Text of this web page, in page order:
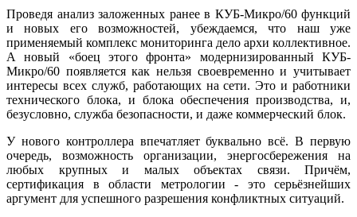
Проведя анализ заложенных ранее в КУБ-Микро/60 функций
и новых его возможностей, убеждаемся, что наш уже
применяемый комплекс мониторинга дело архи коллективное.
А новый «боец этого фронта» модернизированный КУБ-
Микро/60 появляется как нельзя своевременно и учитывает
интересы всех служб, работающих на сети. Это и работники
технического блока, и блока обеспечения производства, и,
безусловно, служба безопасности, и даже коммерческий блок.
У нового контроллера впечатляет буквально всё. В первую
очередь, возможность организации, энергосбережения на
любых крупных и малых объектах связи. Причём,
сертификация в области метрологии - это серьёзнейших
аргумент для успешного разрешения конфликтных ситуаций.